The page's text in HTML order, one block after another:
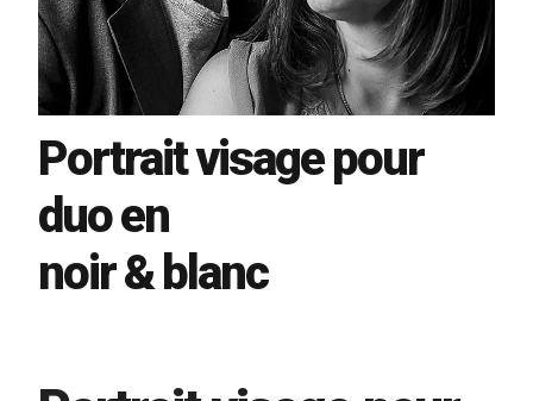
Portrait visage pour
duo en
noir & blanc